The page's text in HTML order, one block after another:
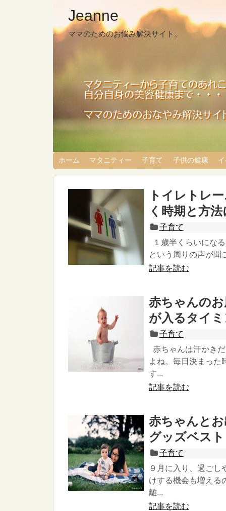
Jeanne
ママのためのお悩み解決サイト。
ホーム マタニティー 子育て 子供の健康
トイレトレ
く時期と方
子育て
１歳半くらいにな
という周りの声が聞
記事を読む
赤ちゃんの
が入るタイ
子育て
赤ちゃんは汗かき
よね。毎日決まった
す...
記事を読む
赤ちゃんと
グッズベス
子育て
９月に入り、過ごし
けする機会も増える
離...
記事を読む